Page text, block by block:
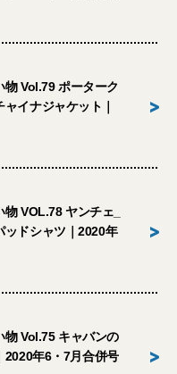
Vol.79 ポーターク
イナジャケット｜
>
VOL.78 ヤンチェ_
ッドシャツ｜2020年
>
物 Vol.75 キャバンの
2020年6・7月合併号
>